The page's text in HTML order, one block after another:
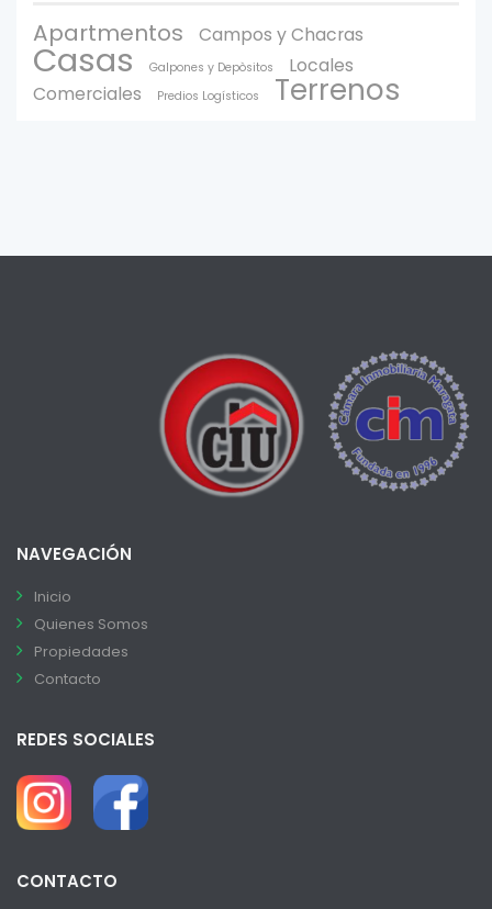
Apartmentos Campos y Chacras
Casas Galpones y Depòsitos
Locales
Comerciales
Predios Logísticos Terrenos
NAVEGACIÓN
Inicio
Quienes Somos
Propiedades
Contacto
REDES SOCIALES
CONTACTO